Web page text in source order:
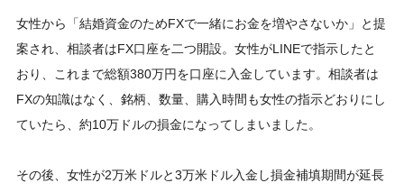
女性から「結婚資金のためFXで一緒にお金を増やさないか」と提
案され、相談者はFX口座を二つ開設。女性がLINEで指示したと
おり、これまで総額380万円を口座に入金しています。相談者は
FXの知識はなく、銘柄、数量、購入時間も女性の指示どおりにし
ていたら、約10万ドルの損金になってしまいました。
その後、女性が2万米ドルと3万米ドル入金し損金補填期間が延長